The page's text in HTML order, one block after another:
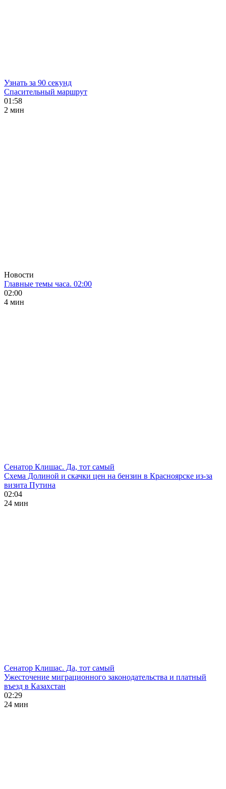
Узнать за 90 секунд
Спасительный маршрут
01:58
2 мин
Новости
Главные темы часа. 02:00
02:00
4 мин
Сенатор Клишас. Да, тот самый
Схема Долиной и скачки цен на бензин в Красноярске из-за
визита Путина
02:04
24 мин
Сенатор Клишас. Да, тот самый
Ужесточение миграционного законодательства и платный
въезд в Казахстан
02:29
24 мин